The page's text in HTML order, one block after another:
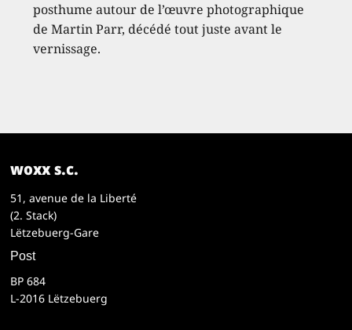
posthume autour de l’œuvre photographique
de Martin Parr, décédé tout juste avant le
vernissage.
woxx s.c.
51, avenue de la Liberté
(2. Stack)
Lëtzebuerg-Gare
Post
BP 684
L-2016 Lëtzebuerg